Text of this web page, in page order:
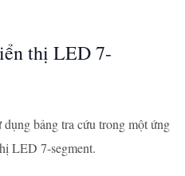
thị LED 7-
bảng tra cứu trong một ứng
LED 7-segment.